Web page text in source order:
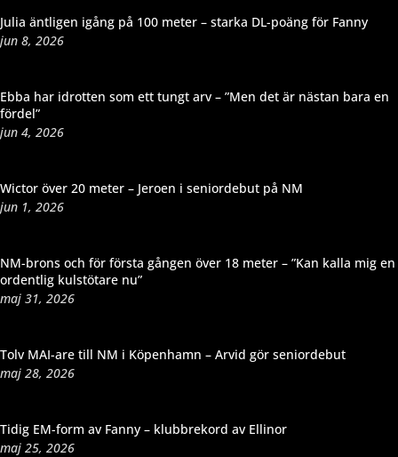
Julia äntligen igång på 100 meter – starka DL-poäng för Fanny
jun 8, 2026
Ebba har idrotten som ett tungt arv – ”Men det är nästan bara en
fördel”
jun 4, 2026
Wictor över 20 meter – Jeroen i seniordebut på NM
jun 1, 2026
NM-brons och för första gången över 18 meter – ”Kan kalla mig en
ordentlig kulstötare nu”
maj 31, 2026
Tolv MAI-are till NM i Köpenhamn – Arvid gör seniordebut
maj 28, 2026
Tidig EM-form av Fanny – klubbrekord av Ellinor
maj 25, 2026